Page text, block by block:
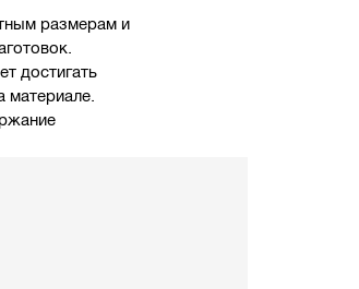
размерам и
достигать
материале.